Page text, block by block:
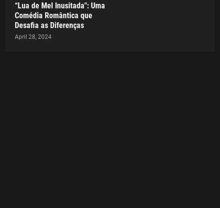
“Lua de Mel Inusitada": Uma
Comédia Romântica que
Desafia as Diferenças
April 28, 2024